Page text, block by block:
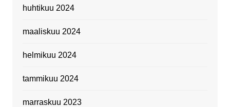
huhtikuu 2024
maaliskuu 2024
helmikuu 2024
tammikuu 2024
marraskuu 2023